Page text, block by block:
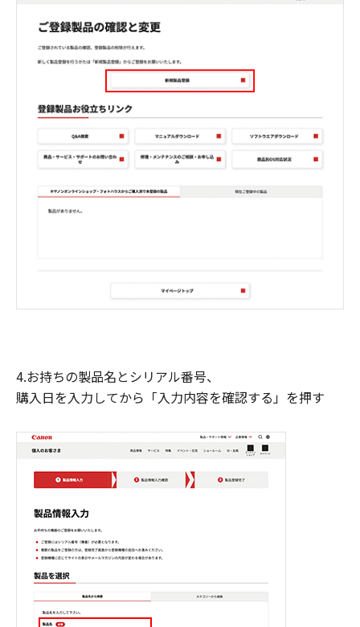
4.お持ちの製品名とシリアル番号、
購入日を入力してから「入力内容を確認する」を押す